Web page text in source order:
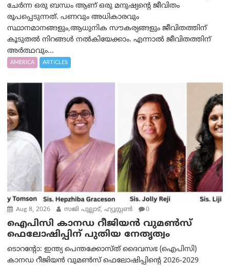
ചേർന്ന ഒരു ബന്ധം ആണ് ഒരു മനുഷ്യന്റെ ജീവിതം
രൂപപ്പെടുന്നത്. പണവും അധികാരവും
സ്ഥാനമാനങ്ങളും,ആധുനിക സൗകര്യങ്ങളും ജീവിതത്തിന്
കൂടുതൽ നിറങ്ങൾ നൽകിയേക്കാം. എന്നാൽ ജീവിതത്തിന്
അർത്ഥവും...
AMERICA ARTICLES
Aug 8, 2026 സജി പുല്ലാട്, ഹ്യൂസ്റ്റൺ 0
ഐപിസി കാനഡ റീജിയൻ വുമൺസ്
ഫെലോഷിപ്പിന് പുതിയ നേതൃത്വം
ടൊറന്റോ: ഇന്ത്യ പെന്തക്കോസ്ത് ദൈവസഭ (ഐപിസി)
കാനഡ റീജിയൻ വുമൺസ് ഫെലോഷിപ്പിന്റെ 2026-2029